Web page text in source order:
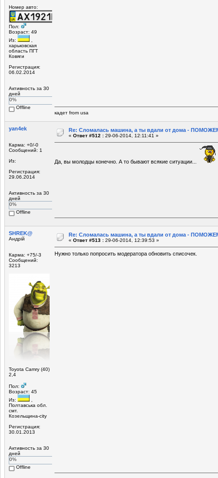
Номер авто:
Пол:
Возраст: 49
Из:
,
харьковская
область ПГТ
Ковяги
Регистрация:
06.02.2014
Активность за 30
дней
0%
Offline
кадет from usa
yan4ek
Карма: +0/-0
Сообщений: 1
Из:
Регистрация:
29.06.2014
Активность за 30
дней
0%
Offline
Re: Сломалась машина, а ты вдали от дома -
« Ответ #512 : 29-06-2014, 12:11:41 »
Да, вы молодцы конечно. А то бывают всякие ситуации...
SHREK@
Андрій
Карма: +75/-3
Сообщений:
3213
Toyota Camry (40)
2,4
Пол:
Возраст: 45
Из:
Полтавська обл.
смт.
Козельщина-city
Регистрация:
30.01.2013
Активность за 30
дней
0%
Offline
Re: Сломалась машина, а ты вдали от дома -
« Ответ #513 : 29-06-2014, 12:39:53 »
Нужно только попросить модератора обновить списочек.